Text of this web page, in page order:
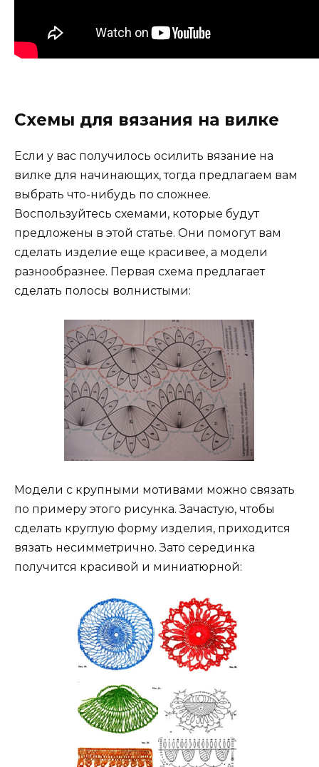
Схемы для вязания на вилке
Если у вас получилось осилить вязание на
вилке для начинающих, тогда предлагаем вам
выбрать что-нибудь по сложнее.
Воспользуйтесь схемами, которые будут
предложены в этой статье. Они помогут вам
сделать изделие еще красивее, а модели
разнообразнее. Первая схема предлагает
сделать полосы волнистыми:
Модели с крупными мотивами можно связать
по примеру этого рисунка. Зачастую, чтобы
сделать круглую форму изделия, приходится
вязать несимметрично. Зато серединка
получится красивой и миниатюрной: